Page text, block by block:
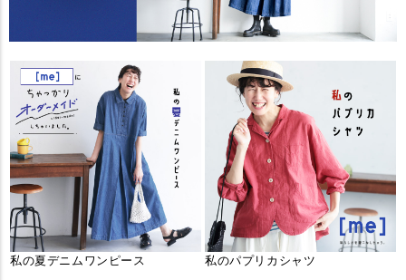
私の夏デニムワンピース 私のパプリカシャツ